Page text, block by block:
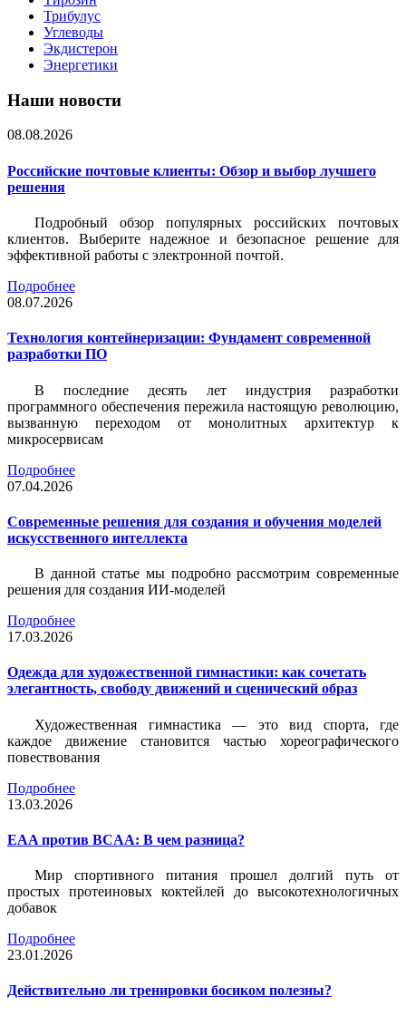
Трибулус
Углеводы
Экдистерон
Энергетики
Наши новости
08.08.2026
Российские почтовые клиенты: Обзор и выбор лучшего
решения
Подробный обзор популярных российских почтовых
клиентов. Выберите надежное и безопасное решение для
эффективной работы с электронной почтой.
Подробнее
08.07.2026
Технология контейнеризации: Фундамент современной
разработки ПО
В последние десять лет индустрия разработки
программного обеспечения пережила настоящую революцию,
вызванную переходом от монолитных архитектур к
микросервисам
Подробнее
07.04.2026
Современные решения для создания и обучения моделей
искусственного интеллекта
В данной статье мы подробно рассмотрим современные
решения для создания ИИ-моделей
Подробнее
17.03.2026
Одежда для художественной гимнастики: как сочетать
элегантность, свободу движений и сценический образ
Художественная гимнастика — это вид спорта, где
каждое движение становится частью хореографического
повествования
Подробнее
13.03.2026
EAA против BCAA: В чем разница?
Мир спортивного питания прошел долгий путь от
простых протеиновых коктейлей до высокотехнологичных
добавок
Подробнее
23.01.2026
Действительно ли тренировки босиком полезны?